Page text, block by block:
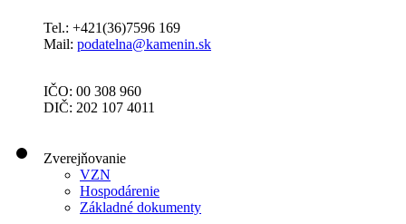
Tel.: +421(36)7596 169
Mail: podatelna@kamenin.sk
IČO: 00 308 960
DIČ: 202 107 4011
Zverejňovanie
VZN
Hospodárenie
Základné dokumenty